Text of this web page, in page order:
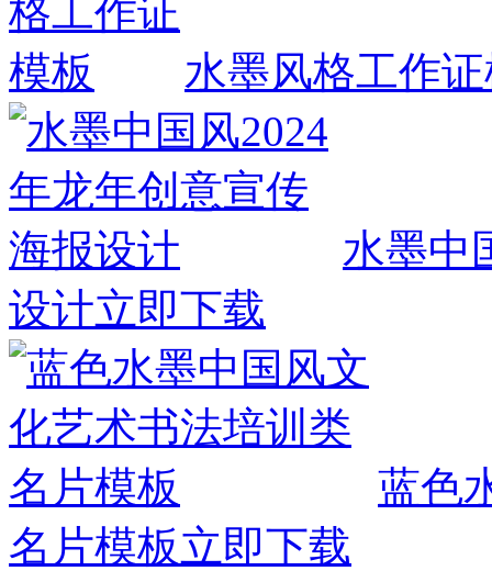
水墨风格工作
水墨中
设计立即下载
蓝色
名片模板立即下载